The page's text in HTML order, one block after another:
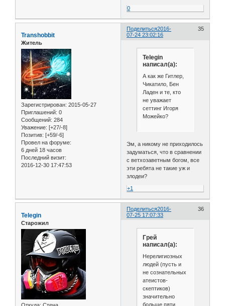
0
Поделиться 35
2016-
07-24 23:02:16
Transhobbit
Житель
Зарегистрирован: 2015-05-27
Приглашений: 0
Сообщений: 284
Уважение: [+27/-8]
Позитив: [+59/-6]
Провел на форуме:
6 дней 18 часов
Последний визит:
2016-12-30 17:47:53
Telegin
написал(а):
А как же Гитлер,
Чикатило, Бен
Ладен и те, кто
не уважает
сеттинг Игоря
Можейко?
Эм, а никому не приходилось
задуматься, что в сравнении
с ветхозаветным богом, все
эти ребята не такие уж и
злодеи?
+1
Поделиться 36
2016-
07-25 17:07:33
Telegin
Старожил
Грей
написал(а):
Нерелигиозных
людей (пусть и
не сознательных
атеистов-
скептиков)
значительно
больше пяти